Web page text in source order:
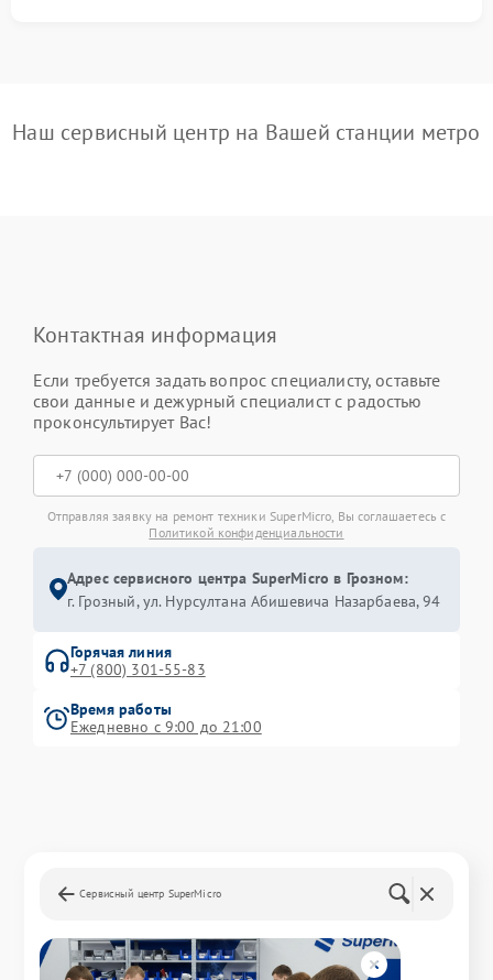
Наш сервисный центр на Вашей станции метро
Контактная информация
Если требуется задать вопрос специалисту, оставьте
свои данные и дежурный специалист с радостью
проконсультирует Вас!
Отправляя заявку на ремонт техники SuperMicro, Вы соглашаетесь с
Политикой конфиденциальности
Адрес сервисного центра SuperMicro в Грозном:
г. Грозный, ул. Нурсултана Абишевича Назарбаева, 94
Горячая линия
+7 (800) 301-55-83
Время работы
Ежедневно с 9:00 до 21:00
Сервисный центр SuperMicro